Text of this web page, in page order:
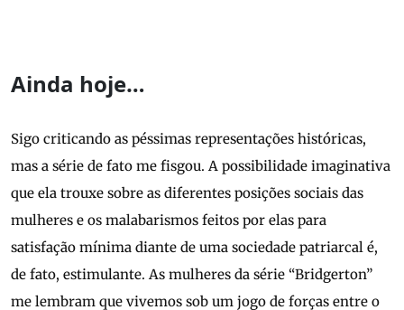
Ainda hoje…
Sigo criticando as péssimas representações históricas,
mas a série de fato me fisgou. A possibilidade imaginativa
que ela trouxe sobre as diferentes posições sociais das
mulheres e os malabarismos feitos por elas para
satisfação mínima diante de uma sociedade patriarcal é,
de fato, estimulante. As mulheres da série “Bridgerton”
me lembram que vivemos sob um jogo de forças entre o